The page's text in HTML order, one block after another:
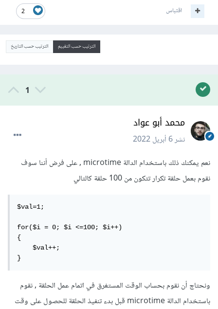
2 اقتباس
الترتيب حسب التقييم الترتيب حسب التاريخ
1
محمد أبو عواد
نشر6 أبريل 2022
نعم يمكنك ذلك باستخدام الدالة microtime , على فرض أننا سوف
نقوم بعمل حلقة تكرار تتكون من 100 حلقة كالتالي
$val=1;
for($i = 0; $i <=100; $i++)
{
    $val++;
}
ونحتاج أن نقوم بحساب الوقت المستغرق في اتمام عمل الحلقة , نقوم
باستخدام الدالة microtime قبل بدء تنفيذ الحلقة للحصول على وقت